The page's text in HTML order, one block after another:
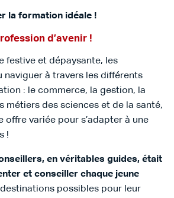
la formation idéale !
d’avenir !
festive et dépaysante, les
à travers les différents
: le commerce, la gestion, la
métiers des sciences et de la santé,
offre variée pour s’adapter à une
!
en véritables guides, était
et conseiller chaque jeune
possibles pour leur